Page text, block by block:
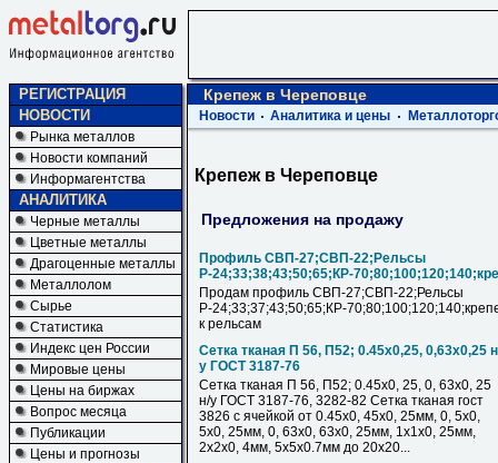
РЕГИСТРАЦИЯ
НОВОСТИ
Рынка металлов
Новости компаний
Информагентства
АНАЛИТИКА
Черные металлы
Цветные металлы
Драгоценные металлы
Металлолом
Сырье
Статистика
Индекс цен России
Мировые цены
Цены на биржах
Вопрос месяца
Публикации
Цены и прогнозы
Крепеж в Череповце
Новости Аналитика и цены
Крепеж в Череповце
Предложения на продажу
Профиль СВП-27;СВП-22;Рельсы
Р-24;33;38;43;50;65;КР-
Продам профиль СВП-27;СВП-22;Рельсы
Р-24;33;37;43;50;65;КР-
к рельсам
Сетка тканая П 56, П52; 0.45х0,25, 0,63х0,25
у ГОСТ 3187-76
Сетка тканая П 56, П52; 0.45х0, 25, 0, 63х0, 25
н/у ГОСТ 3187-76, 3282-82 Сетка тканая гост
3826 с ячейкой от 0.45х0, 45х0, 25мм, 0, 5х0,
5х0, 25мм, 0, 63х0, 63х0, 25мм, 1х1х0, 25мм,
2х2х0, 4мм, 5х5х0.7мм до 20х20...